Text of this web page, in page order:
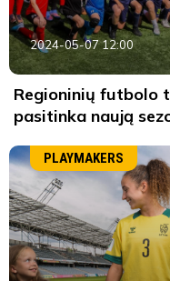
2024-05-07 12:00
Regioninių futbolo
pasitinka naują
PLAYMAKERS